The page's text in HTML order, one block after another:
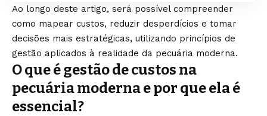
Ao longo deste artigo, será possível compreender
como mapear custos, reduzir desperdícios e tomar
decisões mais estratégicas, utilizando princípios de
gestão aplicados à realidade da pecuária moderna.
O que é gestão de custos na
pecuária moderna e por que ela é
essencial?